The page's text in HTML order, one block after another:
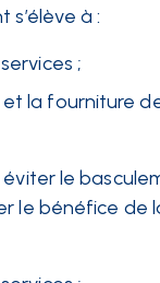
s’élève à :
;
la fourniture
le
le bénéfice